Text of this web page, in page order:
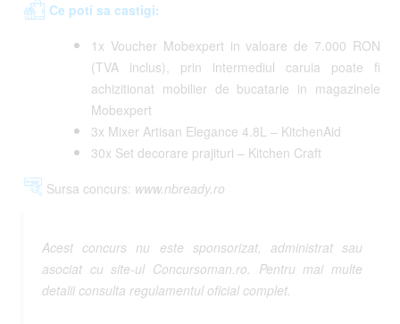
Ce poti sa castigi:
1x Voucher Mobexpert in valoare de 7.000 RON
(TVA inclus), prin intermediul caruia poate fi
achizitionat mobilier de bucatarie in magazinele
Mobexpert
3x Mixer Artisan Elegance 4.8L – KitchenAid
30x Set decorare prajituri – Kitchen Craft
Sursa concurs:www.nbready.ro
Acest concurs nu este sponsorizat, administrat sau
asociat cu site-ul Concursoman.ro. Pentru mai multe
detalii consulta regulamentul oficial complet.